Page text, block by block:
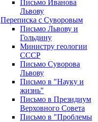
Письмо Иванова
Львову
Переписка с Суворовым
Письмо Львову и
Гольдину
Министру геологии
СССР
Письмо Суворова
Львову
Письмо в "Науку и
жизнь"
Письмо в Президиум
Верховного Совета
Письмо в "Проблемы